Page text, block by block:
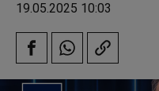
19.05.2025 10:03